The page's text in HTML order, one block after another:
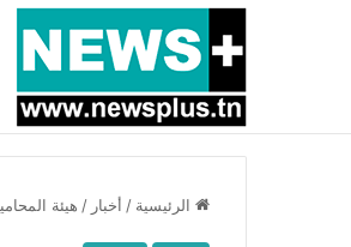
أخبار عاجلة بسبب المرزوقي
الرئيسية / أخبار / هيئة المحامين